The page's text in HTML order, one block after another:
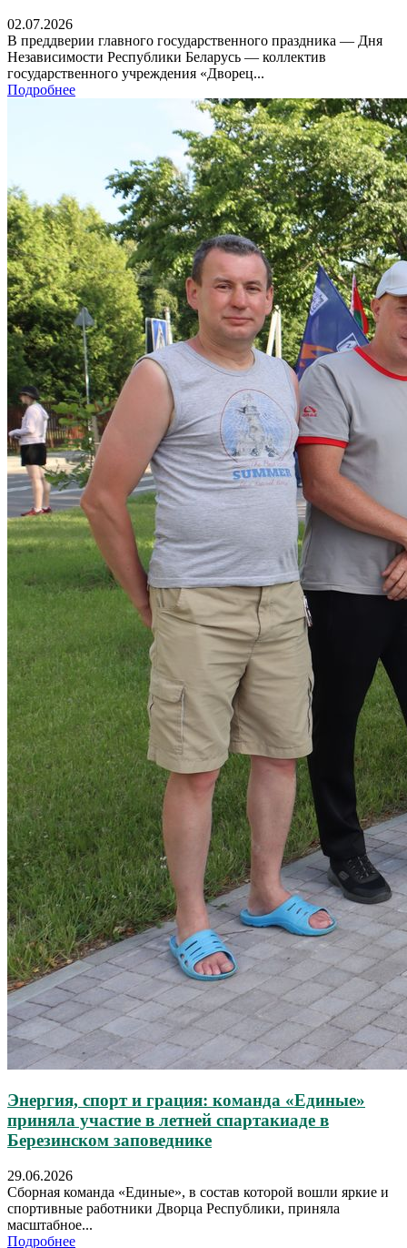
02.07.2026
В преддверии главного государственного праздника — Дня
Независимости Республики Беларусь — коллектив
государственного учреждения «Дворец...
Подробнее
Энергия, спорт и грация: команда «Единые»
приняла участие в летней спартакиаде в
Березинском заповеднике
29.06.2026
Сборная команда «Единые», в состав которой вошли яркие и
спортивные работники Дворца Республики, приняла
масштабное...
Подробнее